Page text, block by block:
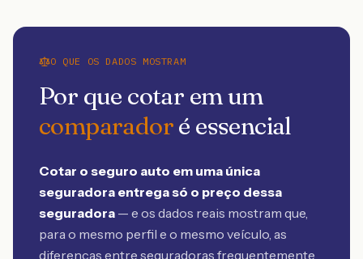
O QUE OS DADOS MOSTRAM
Por que cotar em um
comparadoré essencial
Cotar o seguro auto em uma única
seguradora entrega só o preço dessa
seguradora — e os dados reais mostram que,
para o mesmo perfil e o mesmo veículo, as
diferenças entre seguradoras frequentemente